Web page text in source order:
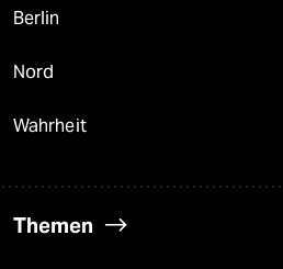
Berlin
Nord
Wahrheit
Themen